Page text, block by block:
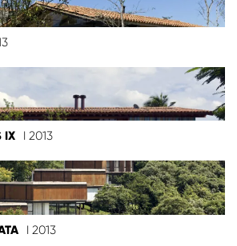
IX I 2013
I 2013